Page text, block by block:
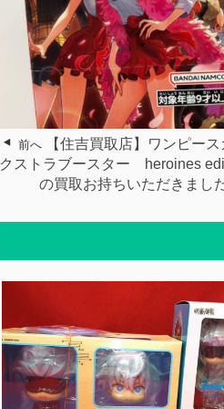
前へ
【住吉買取店】ワンピー
クストラブースター heroines
の買取お持ちいただきまし